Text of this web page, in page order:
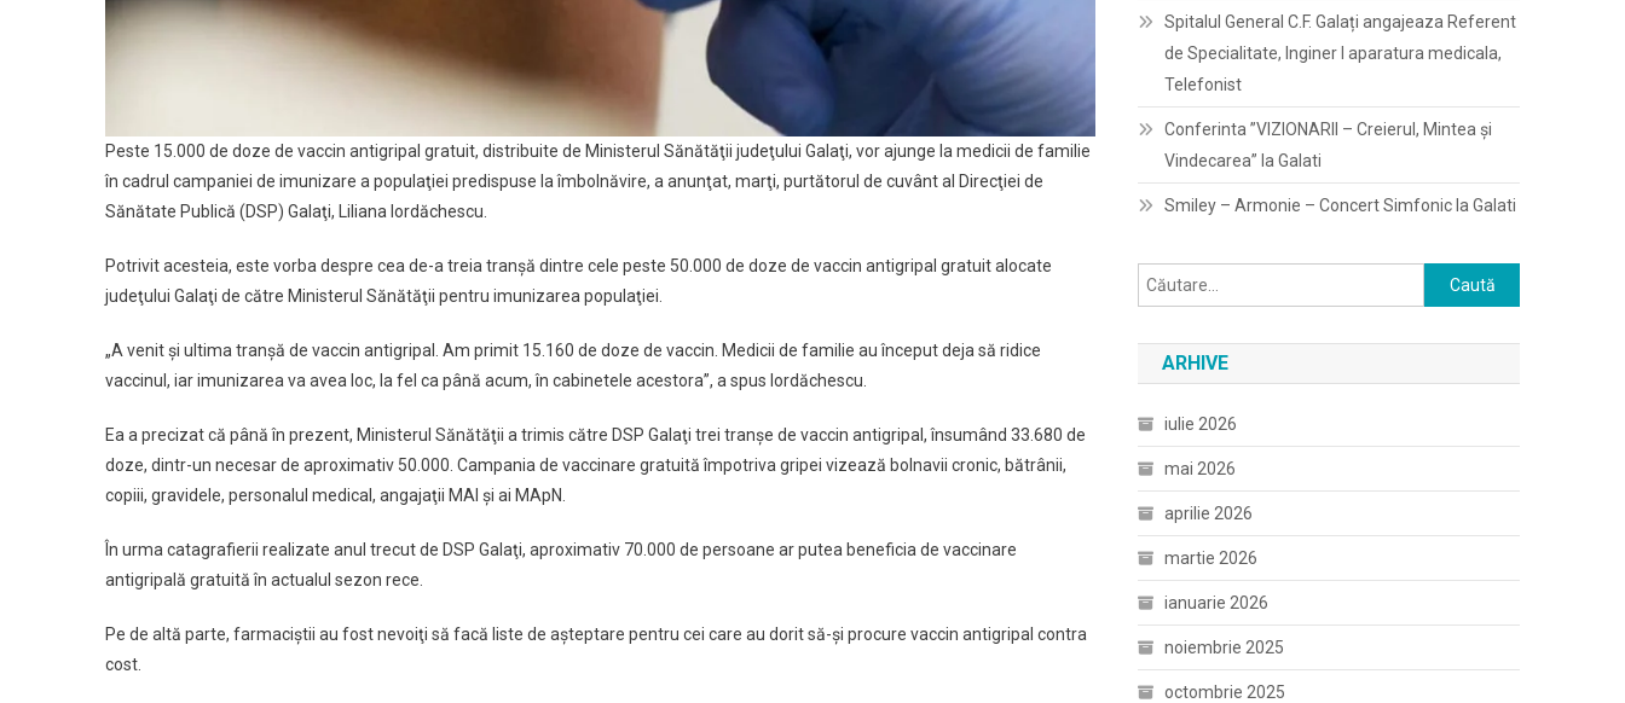
Peste 15.000 de doze de vaccin antigripal gratuit, distribuite de Ministerul Sănătăţii judeţului Galaţi, vor ajunge la medicii de familie
în cadrul campaniei de imunizare a populaţiei predispuse la îmbolnăvire, a anunţat, marţi, purtătorul de cuvânt al Direcţiei de
Sănătate Publică (DSP) Galaţi, Liliana Iordăchescu.
Potrivit acesteia, este vorba despre cea de-a treia tranşă dintre cele peste 50.000 de doze de vaccin antigripal gratuit alocate
judeţului Galaţi de către Ministerul Sănătăţii pentru imunizarea populaţiei.
„A venit şi ultima tranşă de vaccin antigripal. Am primit 15.160 de doze de vaccin. Medicii de familie au început deja să ridice
vaccinul, iar imunizarea va avea loc, la fel ca până acum, în cabinetele acestora”, a spus Iordăchescu.
Ea a precizat că până în prezent, Ministerul Sănătăţii a trimis către DSP Galaţi trei tranşe de vaccin antigripal, însumând 33.680 de
doze, dintr-un necesar de aproximativ 50.000. Campania de vaccinare gratuită împotriva gripei vizează bolnavii cronic, bătrânii,
copiii, gravidele, personalul medical, angajaţii MAI şi ai MApN.
În urma catagrafierii realizate anul trecut de DSP Galaţi, aproximativ 70.000 de persoane ar putea beneficia de vaccinare
antigripală gratuită în actualul sezon rece.
Pe de altă parte, farmaciştii au fost nevoiţi să facă liste de aşteptare pentru cei care au dorit să-şi procure vaccin antigripal contra
cost.
Spitalul General C.F. Galați angajeaza Referent
de Specialitate, Inginer I aparatura medicala,
Telefonist
Conferinta ”VIZIONARII – Creierul, Mintea și
Vindecarea” la Galati
Smiley – Armonie – Concert Simfonic la Galati
Caută
după:
ARHIVE
iulie 2026
mai 2026
aprilie 2026
martie 2026
ianuarie 2026
noiembrie 2025
octombrie 2025